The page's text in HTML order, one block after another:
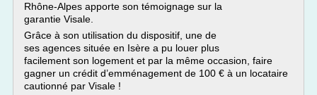
Rhône-Alpes apporte son témoignage sur la
garantie Visale.
Grâce à son utilisation du dispositif, une de
ses agences située en Isère a pu louer plus
facilement son logement et par la même occasion, faire
gagner un crédit d’emménagement de 100 € à un locataire
cautionné par Visale !